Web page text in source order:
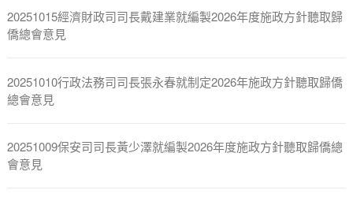
20251015經濟財政司司長戴建業就編製2026年度施政方針聽取歸
僑總會意見
20251010行政法務司司長張永春就制定2026年施政方針聽取歸僑
總會意見
20251009保安司司長黃少澤就編製2026年度施政方針聽取歸僑總
會意見